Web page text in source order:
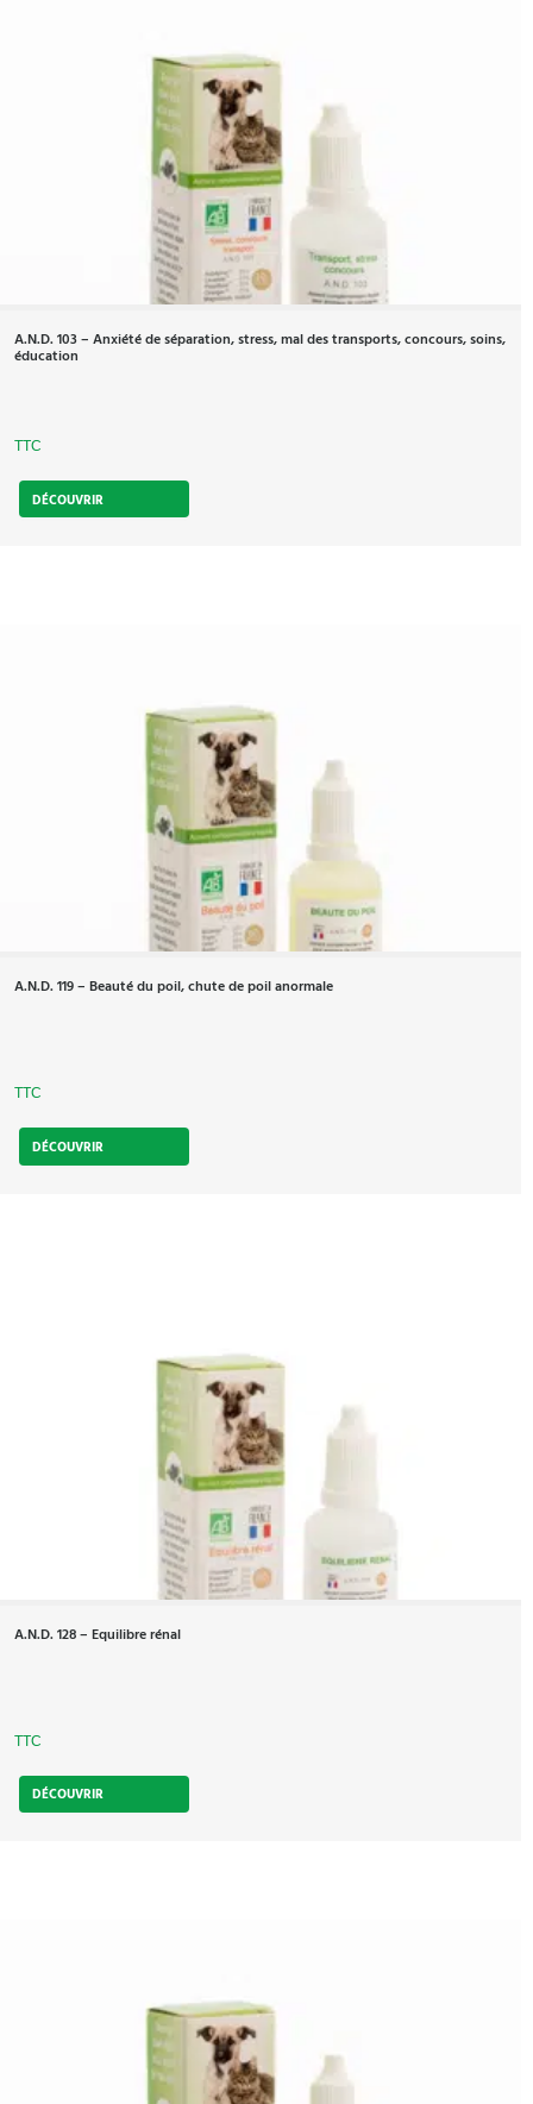
A.N.D. 103 – Anxiété de séparation, stress, mal des transports, concours, soins,
éducation
TTC
DÉCOUVRIR
A.N.D. 119 – Beauté du poil, chute de poil anormale
TTC
DÉCOUVRIR
A.N.D. 128 – Equilibre rénal
TTC
DÉCOUVRIR